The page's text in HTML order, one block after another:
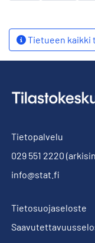
Tietueen kaikki
Tietopalvelu
029 551 2220
info@stat.fi
Tietosuojaseloste